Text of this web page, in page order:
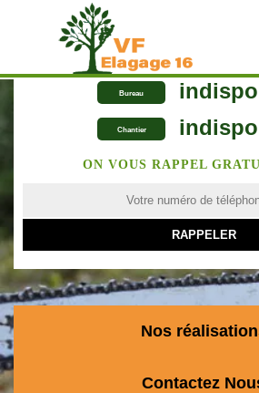
Bureau
Chantier
ON VOUS RAPPEL
Nos
Contactez